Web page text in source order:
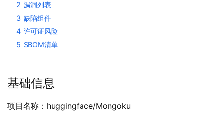
2 漏洞列表
3 缺陷组件
4 许可证风险
5 SBOM清单
基础信息
项目名称：huggingface/Mongoku